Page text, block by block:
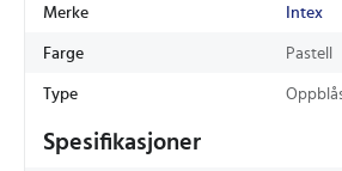
Merke Intex
Farge Pastell
Type
Spesifikasjoner